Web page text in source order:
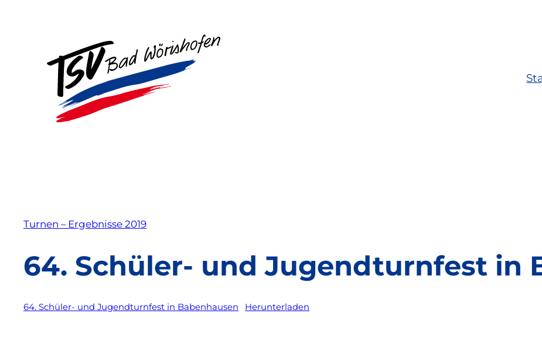
Turnen – Ergebnisse 2019
64. Schüler- und Jugendturnfest in
64. Schüler- und Jugendturnfest in Babenhausen Herunterladen